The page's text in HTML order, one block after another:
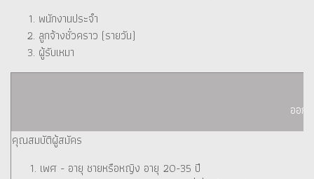
พนักงานประจำ
ลูกจ้างชั่วคราว (รายวัน)
ผู้รับเหมา
ออก
คุณสมบัติผู้สมัคร
เพศ - อายุ ชายหรือหญิง อายุ 20-35 ปี